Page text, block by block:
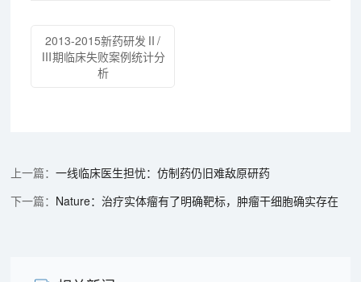
2013-2015新药研发Ⅱ/
Ⅲ期临床失败案例统计分
析
一线临床医生担忧：仿制药仍旧难敌原研药
Nature：治疗实体瘤有了明确靶标，肿瘤干细胞确实存在